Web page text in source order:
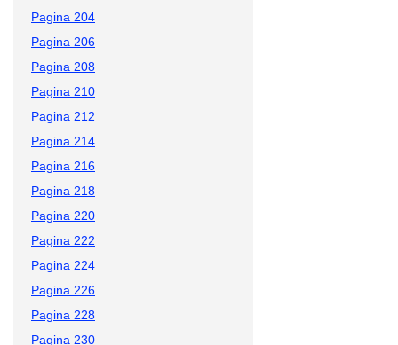
Pagina 204
Pagina 206
Pagina 208
Pagina 210
Pagina 212
Pagina 214
Pagina 216
Pagina 218
Pagina 220
Pagina 222
Pagina 224
Pagina 226
Pagina 228
Pagina 230